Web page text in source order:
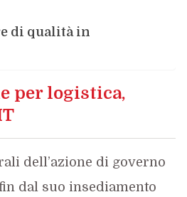
di qualità in
per logistica,
dell’azione di governo
dal suo insediamento